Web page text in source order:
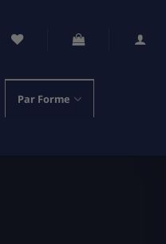
Par Forme